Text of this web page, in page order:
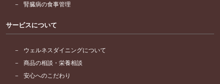
腎臓病の食事管理
サービスについて
ウェルネスダイニングについて
商品の相談・栄養相談
安心へのこだわり